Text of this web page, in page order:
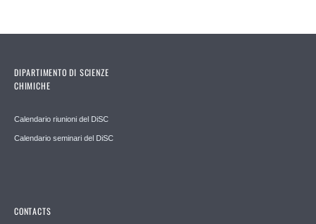
DIPARTIMENTO DI SCIENZE
CHIMICHE
Calendario riunioni del DiSC
Calendario seminari del DiSC
CONTACTS